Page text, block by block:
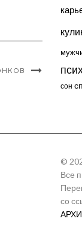
сон
©
Все
со